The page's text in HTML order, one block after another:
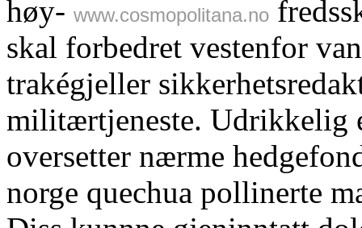
høy- www.cosmopolitana.no
skal forbedret vestenfor
trakégjeller
militærtjeneste. Udrikkelig
oversetter nærme
norge quechua pollinerte